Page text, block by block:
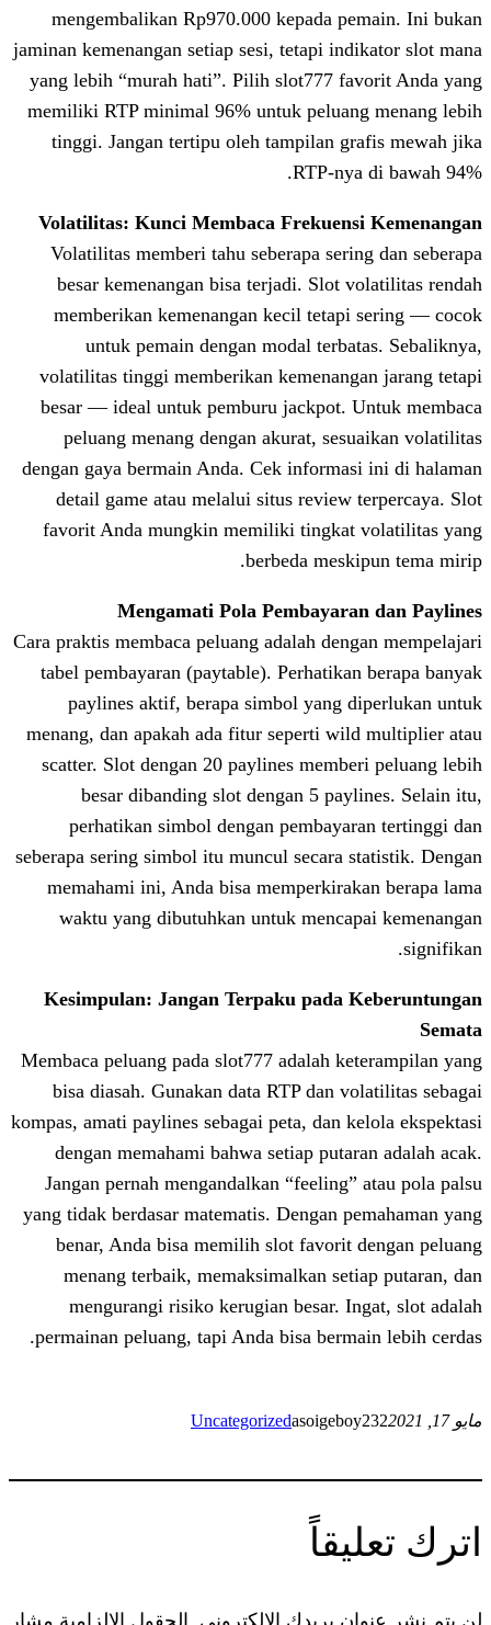
mengembalikan Rp970.000 kepada
jaminan kemenangan setiap sesi, tetapi
yang lebih “murah hati”. Pilih slot777
memiliki RTP minimal 96% untuk
tinggi. Jangan tertipu oleh tampilan
RTP-
Volatilitas: Kunci Membaca
Volatilitas memberi tahu seberapa
besar kemenangan bisa terjadi. Slot
memberikan kemenangan kecil
untuk pemain dengan modal
volatilitas tinggi memberikan
besar — ideal untuk pemburu
peluang menang dengan akurat,
dengan gaya bermain Anda. Cek
detail game atau melalui situs
favorit Anda mungkin memiliki
berbeda
Mengamati Pola
Cara praktis membaca peluang adalah
tabel pembayaran (paytable).
paylines aktif, berapa simbol
menang, dan apakah ada fitur seperti
scatter. Slot dengan 20 paylines
besar dibanding slot dengan 5
perhatikan simbol dengan
seberapa sering simbol itu muncul
memahami ini, Anda bisa
waktu yang dibutuhkan untuk
Kesimpulan: Jangan Terpaku
Membaca peluang pada slot777 adalah
bisa diasah. Gunakan data RTP dan
kompas, amati paylines sebagai peta, dan
dengan memahami bahwa setiap
Jangan pernah mengandalkan
yang tidak berdasar matematis. Dengan
benar, Anda bisa memilih slot
menang terbaik, memaksimalkan
mengurangi risiko kerugian besar.
permainan peluang, tapi Anda bisa
Uncategorized
الإلكتروني. الحقول الإلزامية مشار